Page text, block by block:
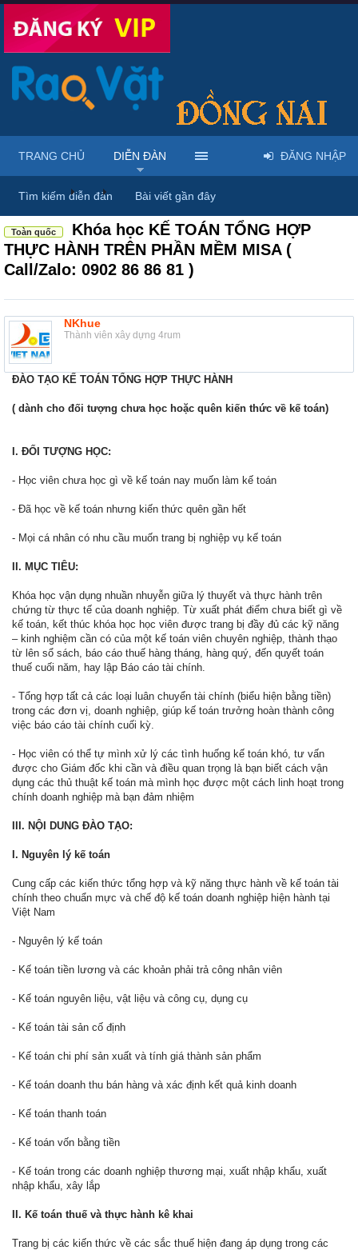
Diễn đàn ... Rao vặt tổng hợp - Uy tín - Miễn phí
Toàn quốc
Khóa học KẾ TOÁN TỔNG HỢP
THỰC HÀNH TRÊN PHẦN MỀM MISA (
Call/Zalo: 0902 86 86 81 )
NKhue
Thành viên xây dựng 4rum
ĐÀO TẠO KẾ TOÁN TỔNG HỢP THỰC HÀNH
( dành cho đối tượng chưa học hoặc quên kiến thức về kế toán)
I. ĐỐI TƯỢNG HỌC:
- Học viên chưa học gì về kế toán nay muốn làm kế toán
- Đã học về kế toán nhưng kiến thức quên gần hết
- Mọi cá nhân có nhu cầu muốn trang bị nghiệp vụ kế toán
II. MỤC TIÊU:
Khóa học vận dụng nhuần nhuyễn giữa lý thuyết và thực hành trên
chứng từ thực tế của doanh nghiệp. Từ xuất phát điểm chưa biết gì về
kế toán, kết thúc khóa học học viên được trang bị đầy đủ các kỹ năng
– kinh nghiệm cần có của một kế toán viên chuyên nghiệp, thành thạo
từ lên sổ sách, báo cáo thuế hàng tháng, hàng quý, đến quyết toán
thuế cuối năm, hay lập Báo cáo tài chính.
- Tổng hợp tất cả các loại luân chuyển tài chính (biểu hiện bằng tiền)
trong các đơn vị, doanh nghiệp, giúp kế toán trưởng hoàn thành công
việc báo cáo tài chính cuối kỳ.
- Học viên có thể tự mình xử lý các tình huống kế toán khó, tư vấn
được cho Giám đốc khi cần và điều quan trọng là bạn biết cách vận
dụng các thủ thuật kế toán mà mình học được một cách linh hoạt trong
chính doanh nghiệp mà bạn đảm nhiệm
III. NỘI DUNG ĐÀO TẠO:
I. Nguyên lý kế toán
Cung cấp các kiến thức tổng hợp và kỹ năng thực hành về kế toán tài
chính theo chuẩn mực và chế độ kế toán doanh nghiệp hiện hành tại
Việt Nam
- Nguyên lý kế toán
- Kế toán tiền lương và các khoản phải trả công nhân viên
- Kế toán nguyên liệu, vật liệu và công cụ, dụng cụ
- Kế toán tài sản cố định
- Kế toán chi phí sản xuất và tính giá thành sản phẩm
- Kế toán doanh thu bán hàng và xác định kết quả kinh doanh
- Kế toán thanh toán
- Kế toán vốn bằng tiền
- Kế toán trong các doanh nghiệp thương mại, xuất nhập khẩu, xuất
nhập khẩu, xây lắp
II. Kế toán thuế và thực hành kê khai
Trang bị các kiến thức về các sắc thuế hiện đang áp dụng trong các
TRANG CHỦ DIỄN ĐÀN
Tìm kiếm diễn đàn Bài viết gần đây
ĐĂNG NHẬP